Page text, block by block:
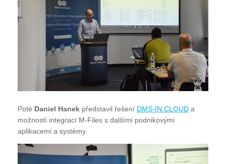
Poté Daniel Hanek představil řešení DMS-IN.CLOUD a
možností integrací M-Files s dalšími podnikovými
aplikacemi a systémy.